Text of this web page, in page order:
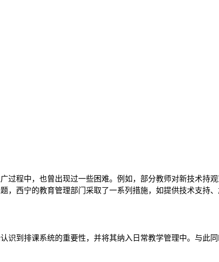
程中，也曾出现过一些困难。例如，部分教师对新技术持
西宁的教育管理部门采取了一系列措施，如提供技术支持
识到排课系统的重要性，并将其纳入日常教学管理中。与此